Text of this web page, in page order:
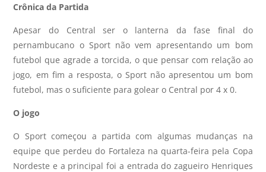
Crônica da Partida
Apesar do Central ser o lanterna da fase final do
pernambucano o Sport não vem apresentando um bom
futebol que agrade a torcida, o que pensar com relação ao
jogo, em fim a resposta, o Sport não apresentou um bom
futebol, mas o suficiente para golear o Central por 4 x 0.
O jogo
O Sport começou a partida com algumas mudanças na
equipe que perdeu do Fortaleza na quarta-feira pela Copa
Nordeste e a principal foi a entrada do zagueiro Henriques